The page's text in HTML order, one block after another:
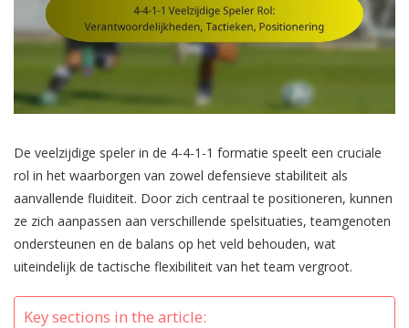
De veelzijdige speler in de 4-4-1-1 formatie speelt een cruciale
rol in het waarborgen van zowel defensieve stabiliteit als
aanvallende fluiditeit. Door zich centraal te positioneren, kunnen
ze zich aanpassen aan verschillende spelsituaties, teamgenoten
ondersteunen en de balans op het veld behouden, wat
uiteindelijk de tactische flexibiliteit van het team vergroot.
Key sections in the article: